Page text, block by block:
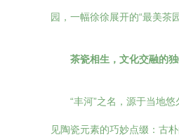
园，一幅徐徐展开的“最美茶
茶瓷相生，文化交融的
“丰河”之名，源于当地
见陶瓷元素的巧妙点缀：古